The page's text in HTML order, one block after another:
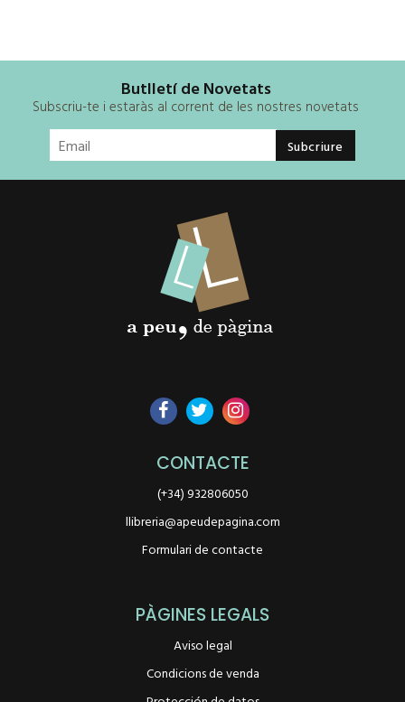
Butlletí de Novetats
Subscriu-te i estaràs al corrent de les nostres novetats
CONTACTE
(+34) 932806050
llibreria@apeudepagina.com
Formulari de contacte
PÀGINES LEGALS
Aviso legal
Condicions de venda